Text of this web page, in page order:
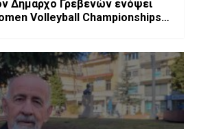
Δήμαρχο Γρεβενών ενόψει
Volleyball Championships